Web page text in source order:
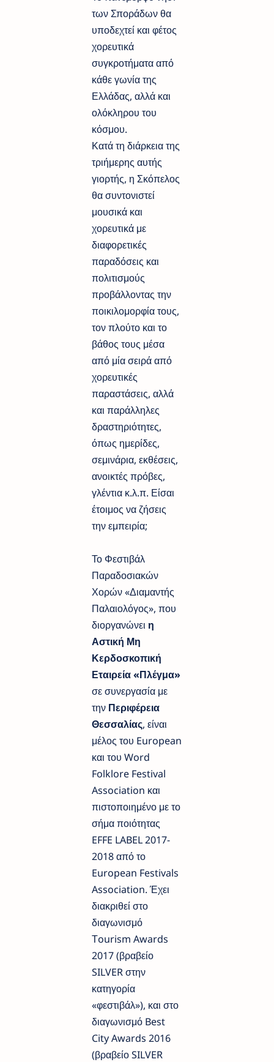
των Σποράδων θα
υποδεχτεί και φέτος
χορευτικά
συγκροτήματα από
κάθε γωνία της
Ελλάδας, αλλά και
ολόκληρου του
κόσμου.
Κατά τη διάρκεια της
τριήμερης αυτής
γιορτής, η Σκόπελος
θα συντονιστεί
μουσικά και
χορευτικά με
διαφορετικές
παραδόσεις και
πολιτισμούς
προβάλλοντας την
ποικιλομορφία τους,
τον πλούτο και το
βάθος τους μέσα
από μία σειρά από
χορευτικές
παραστάσεις, αλλά
και παράλληλες
δραστηριότητες,
όπως ημερίδες,
σεμινάρια, εκθέσεις,
ανοικτές πρόβες,
γλέντια κ.λ.π. Είσαι
έτοιμος να ζήσεις
την εμπειρία;
Το Φεστιβάλ
Παραδοσιακών
Χορών «Διαμαντής
Παλαιολόγος», που
διοργανώνει η
Αστική Μη
Κερδοσκοπική
Εταιρεία «Πλέγμα»
σε συνεργασία με
την Περιφέρεια
Θεσσαλίας, είναι
μέλος του European
και του Word
Folklore Festival
Association και
πιστοποιημένο με το
σήμα ποιότητας
EFFE LABEL 2017-
2018 από το
European Festivals
Association. Έχει
διακριθεί στο
διαγωνισμό
Τourism Awards
2017 (βραβείο
SILVER στην
κατηγορία
«φεστιβάλ»), και στο
διαγωνισμό Best
City Awards 2016
(βραβείο SILVER